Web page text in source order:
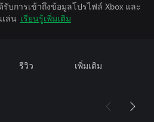
บการเข้าถึงข้อมูลโปรไฟล์ Xbox และ
ล่น เรียนรู้เพิ่มเติม
รีวิว เพิ่มเติม